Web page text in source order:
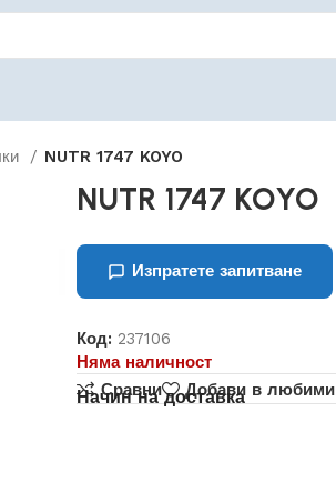
NUTR 1747 KOYO
NUTR 1747 KOYO
Изпратете запитване
Код: 237106
Няма наличност
Сравни
Добави в любими
Начин на доставка